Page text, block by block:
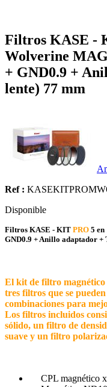
Filtros KASE -
Wolverine
+ GND0.9 +
lente) 77 mm
Ref :
Disponible
Filtros KASE - KIT PRO 5
GND0.9 + Anillo adaptador +
El kit de filtro magnético
tres filtros que se
combinaciones para
Los filtros incluidos
sólido, un filtro de
suave y un filtro
CPL magnético x